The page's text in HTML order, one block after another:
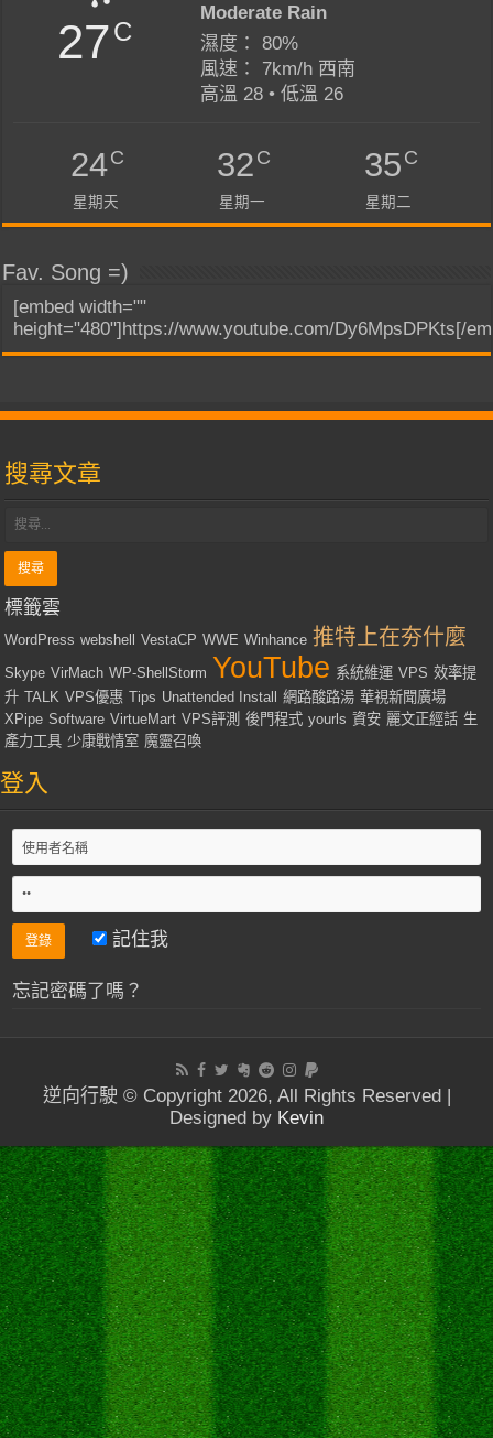
27C
Moderate Rain
濕度： 80%
風速： 7km/h 西南
高溫 28 • 低溫 26
24C
星期天
32C
星期一
35C
星期二
Fav. Song =)
[embed width=""
height="480"]https://www.youtube.com/Dy6MpsDPKts[/
搜尋文章
標籤雲
WordPress webshell VestaCP WWE Winhance 推特上在夯什麼
Skype VirMach WP-ShellStorm YouTube 系統維運 VPS 效率提
升 TALK VPS優惠 Tips Unattended Install 網路酸路湯 華視新聞廣場
XPipe Software VirtueMart VPS評測 後門程式 yourls 資安 麗文正經話 生
產力工具 少康戰情室 魔靈召喚
登入
記住我
忘記密碼了嗎？
逆向行駛 © Copyright 2026, All Rights Reserved |
Designed by Kevin